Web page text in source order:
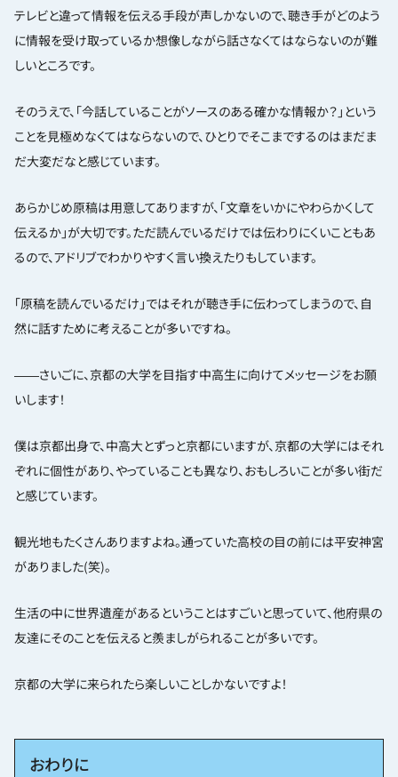
テレビと違って情報を伝える手段が声しかないので、聴き手がどのよう
に情報を受け取っているか想像しながら話さなくてはならないのが難
しいところです。
そのうえで、「今話していることがソースのある確かな情報か？」という
ことを見極めなくてはならないので、ひとりでそこまでするのはまだま
だ大変だなと感じています。
あらかじめ原稿は用意してありますが、「文章をいかにやわらかくして
伝えるか」が大切です。ただ読んでいるだけでは伝わりにくいこともあ
るので、アドリブでわかりやすく言い換えたりもしています。
「原稿を読んでいるだけ」ではそれが聴き手に伝わってしまうので、自
然に話すために考えることが多いですね。
――さいごに、京都の大学を目指す中高生に向けてメッセージをお願
いします！
僕は京都出身で、中高大とずっと京都にいますが、京都の大学にはそれ
ぞれに個性があり、やっていることも異なり、おもしろいことが多い街だ
と感じています。
観光地もたくさんありますよね。通っていた高校の目の前には平安神宮
がありました(笑)。
生活の中に世界遺産があるということはすごいと思っていて、他府県の
友達にそのことを伝えると羨ましがられることが多いです。
京都の大学に来られたら楽しいことしかないですよ！
おわりに